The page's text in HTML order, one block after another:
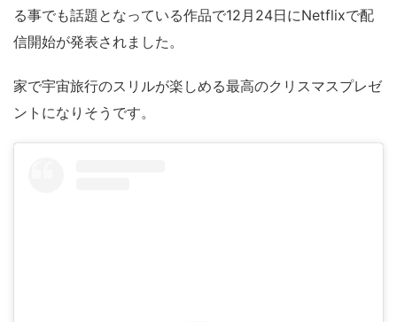
る事でも話題となっている作品で12月24日にNetflixで配
信開始が発表されました。
家で宇宙旅行のスリルが楽しめる最高のクリスマスプレゼ
ントになりそうです。